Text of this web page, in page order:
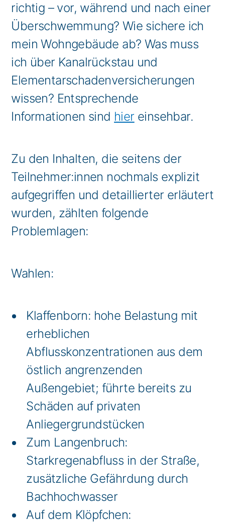
richtig – vor, während und nach einer
Überschwemmung? Wie sichere ich
mein Wohngebäude ab? Was muss
ich über Kanalrückstau und
Elementarschadenversicherungen
wissen? Entsprechende
Informationen sind hier einsehbar.
Zu den Inhalten, die seitens der
Teilnehmer:innen nochmals explizit
aufgegriffen und detaillierter erläutert
wurden, zählten folgende
Problemlagen:
Wahlen:
Klaffenborn: hohe Belastung mit
erheblichen
Abflusskonzentrationen aus dem
östlich angrenzenden
Außengebiet; führte bereits zu
Schäden auf privaten
Anliegergrundstücken
Zum Langenbruch:
Starkregenabfluss in der Straße,
zusätzliche Gefährdung durch
Bachhochwasser
Auf dem Klöpfchen: